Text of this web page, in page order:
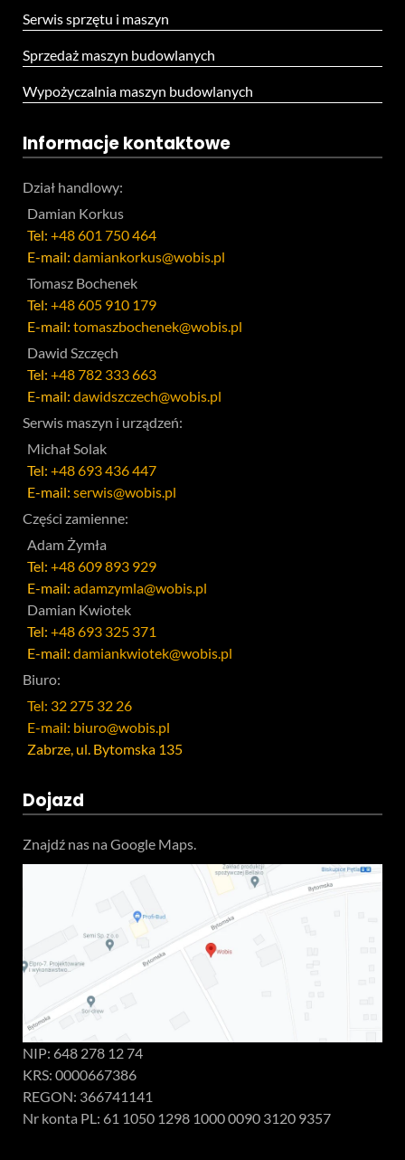
Serwis sprzętu i maszyn
Sprzedaż maszyn budowlanych
Wypożyczalnia maszyn budowlanych
Informacje kontaktowe
Dział handlowy:
Damian Korkus
Tel: +48 601 750 464
E-mail: damiankorkus@wobis.pl
Tomasz Bochenek
Tel: +48 605 910 179
E-mail: tomaszbochenek@wobis.pl
Dawid Szczęch
Tel: +48 782 333 663
E-mail: dawidszczech@wobis.pl
Serwis maszyn i urządzeń:
Michał Solak
Tel: +48 693 436 447
E-mail: serwis@wobis.pl
Części zamienne:
Adam Żymła
Tel: +48 609 893 929
E-mail: adamzymla@wobis.pl
Damian Kwiotek
Tel: +48 693 325 371
E-mail: damiankwiotek@wobis.pl
Biuro:
Tel: 32 275 32 26
E-mail: biuro@wobis.pl
Zabrze, ul. Bytomska 135
Dojazd
Znajdź nas na Google Maps.
NIP: 648 278 12 74
KRS: 0000667386
REGON: 366741141
Nr konta PL: 61 1050 1298 1000 0090 3120 9357